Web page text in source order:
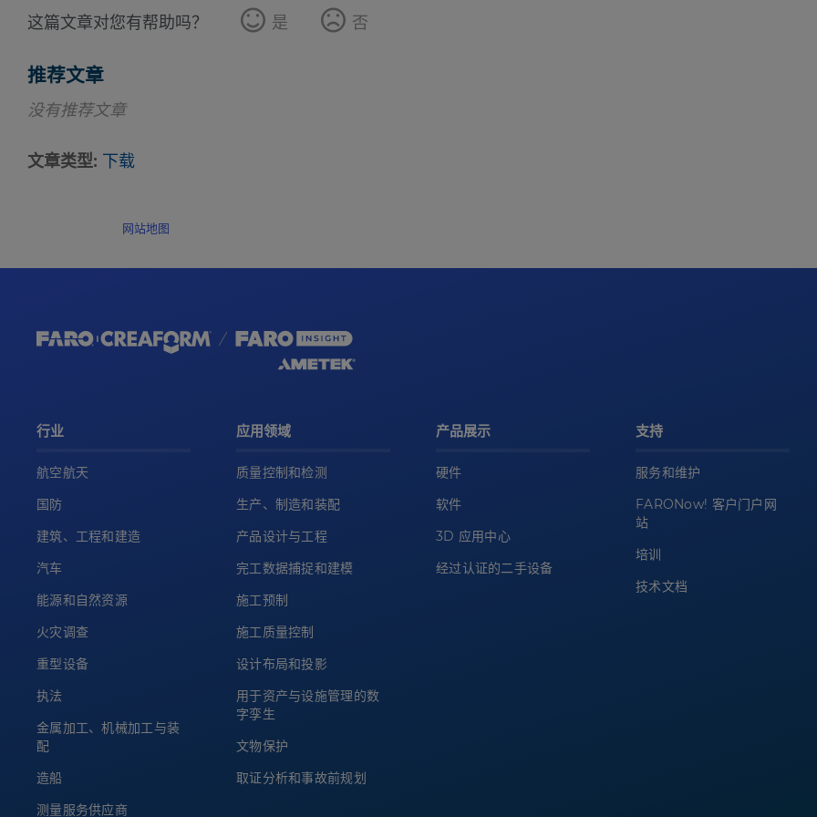
这篇文章对您有帮助吗？ 是 否
推荐文章
没有推荐文章
文章类型 下载
网站地图
行业
航空航天
国防
建筑、工程和建造
汽车
能源和自然资源
火灾调查
重型设备
执法
金属加工、机械加工与装
配
造船
测量服务供应商
应用领域
质量控制和检测
生产、制造和装配
产品设计与工程
完工数据捕捉和建模
施工预制
施工质量控制
设计布局和投影
用于资产与设施管理的数
字孪生
文物保护
取证分析和事故前规划
产品展示
硬件
软件
3D 应用中心
经过认证的二手设备
支持
服务和维护
FARONow! 客户门户网
站
培训
技术文档